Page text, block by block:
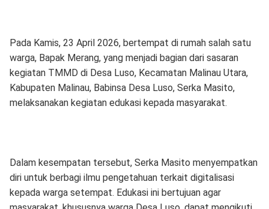
Pada Kamis, 23 April 2026, bertempat di rumah salah satu
warga, Bapak Merang, yang menjadi bagian dari sasaran
kegiatan TMMD di Desa Luso, Kecamatan Malinau Utara,
Kabupaten Malinau, Babinsa Desa Luso, Serka Masito,
melaksanakan kegiatan edukasi kepada masyarakat.
Dalam kesempatan tersebut, Serka Masito menyempatkan
diri untuk berbagi ilmu pengetahuan terkait digitalisasi
kepada warga setempat. Edukasi ini bertujuan agar